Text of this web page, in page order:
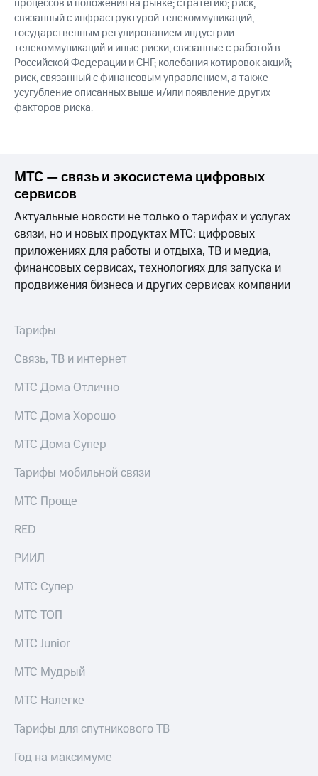
процессов и положения на рынке; стратегию; риск,
связанный с инфраструктурой телекоммуникаций,
государственным регулированием индустрии
телекоммуникаций и иные риски, связанные с работой в
Российской Федерации и СНГ; колебания котировок акций;
риск, связанный с финансовым управлением, а также
усугубление описанных выше и/или появление других
факторов риска.
МТС — связь и экосистема цифровых
сервисов
Актуальные новости не только о тарифах и услугах
связи, но и новых продуктах МТС: цифровых
приложениях для работы и отдыха, ТВ и медиа,
финансовых сервисах, технологиях для запуска и
продвижения бизнеса и других сервисах компании
Тарифы
Связь, ТВ и интернет
МТС Дома Отлично
МТС Дома Хорошо
МТС Дома Супер
Тарифы мобильной связи
МТС Проще
RED
РИИЛ
МТС Супер
МТС ТОП
МТС Junior
МТС Мудрый
МТС Налегке
Тарифы для спутникового ТВ
Год на максимуме